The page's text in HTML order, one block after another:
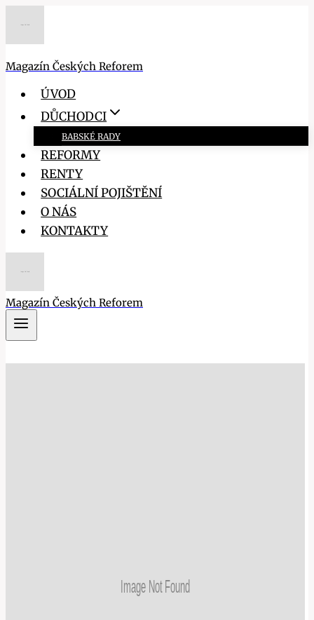
Magazín Českých Reforem
ÚVOD
DŮCHODCI
BABSKÉ RADY
REFORMY
RENTY
SOCIÁLNÍ POJIŠTĚNÍ
O NÁS
KONTAKTY
Magazín Českých Reforem